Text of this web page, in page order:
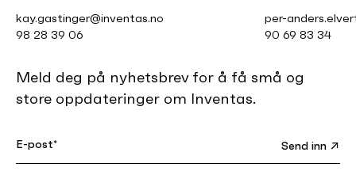
kay.gastinger@inventas.no
98 28 39 06
per-
90 69 83 34
Meld deg på nyhetsbrev for å få små og
store oppdateringer om Inventas.